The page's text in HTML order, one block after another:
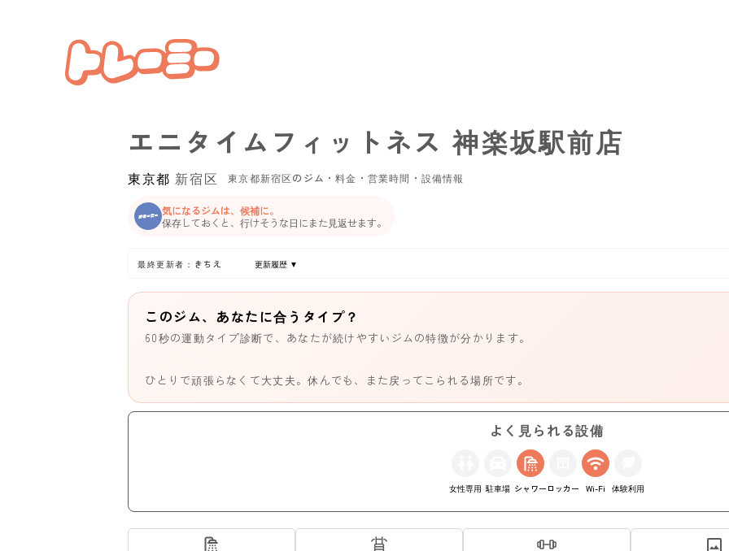
エニタイムフィットネス 神楽坂駅前店
東京都 新宿区 東京都新宿区のジム・料金・営業時間・設備情報
気になるジムは、候補に。
保存しておくと、行けそうな日にまた見返せます。
最終更新者：きちえ 更新履歴 ▼
このジム、あなたに合うタイプ？
60秒の運動タイプ診断で、あなたが続けやすいジムの特徴が分かります。
ひとりで頑張らなくて大丈夫。休んでも、また戻ってこられる場所です。
よく見られる設備
女性専用 駐車場 シャワー ロッカー Wi-Fi 体験利用